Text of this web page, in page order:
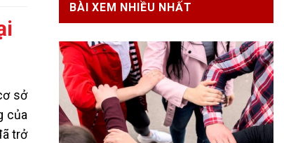
sở
của
trở
BÀI XEM NHIỀU NHẤT